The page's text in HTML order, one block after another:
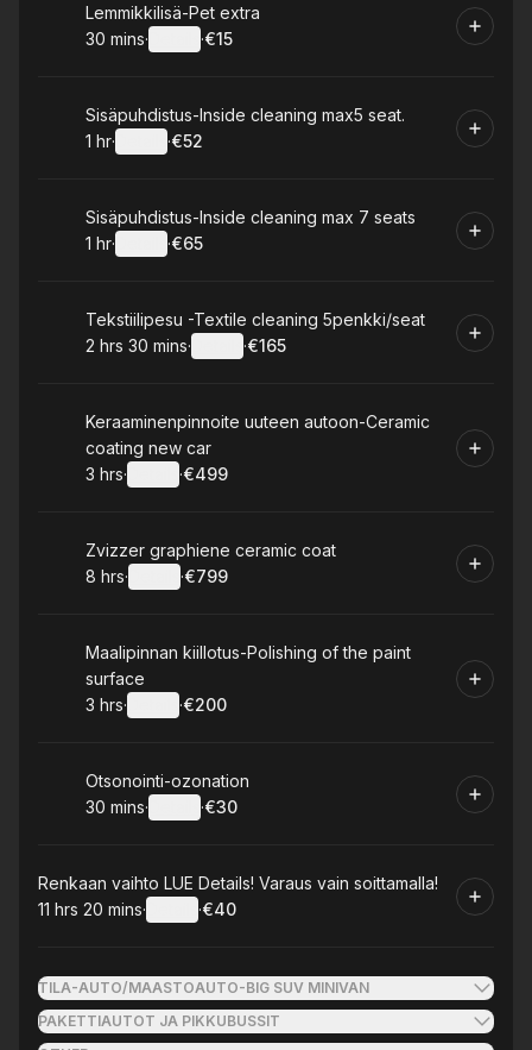
Book
Lemmikkilisä-Pet extra
.Duration:
30 mins· ·
.Price
€15
Book Sisäpuhdistus-Inside cleaning max5 seat.
. Duration :
1 hr· ·
.Price
€52
Book
Sisäpuhdistus-Inside cleaning max 7 seats
. Duration :
1 hr· ·
.Price
€65
Book
Tekstiilipesu -Textile cleaning 5penkki/seat
. Duration:
2 hrs 30 mins· ·
.Price
€165
Book
Keraaminenpinnoite uuteen autoon-Ceramic
coating new car
. Duration:
3 hrs· ·
.Price
€499
Book
Zvizzer graphiene ceramic coat
. Duration:
8 hrs· ·
.Price
€799
Book
Maalipinnan kiillotus-Polishing of the paint
surface
. Duration:
3 hrs· ·
.Price
€200
Book
Otsonointi-ozonation
.Duration:
30 mins· ·
.Price
€30
Book
Renkaan vaihto LUE Details! Varaus vain soittamalla!
.Duration:
11 hrs 20 mins· ·
.Price
€40
TILA-AUTO/MAASTOAUTO-BIG SUV MINIVAN
PAKETTIAUTOT JA PIKKUBUSSIT